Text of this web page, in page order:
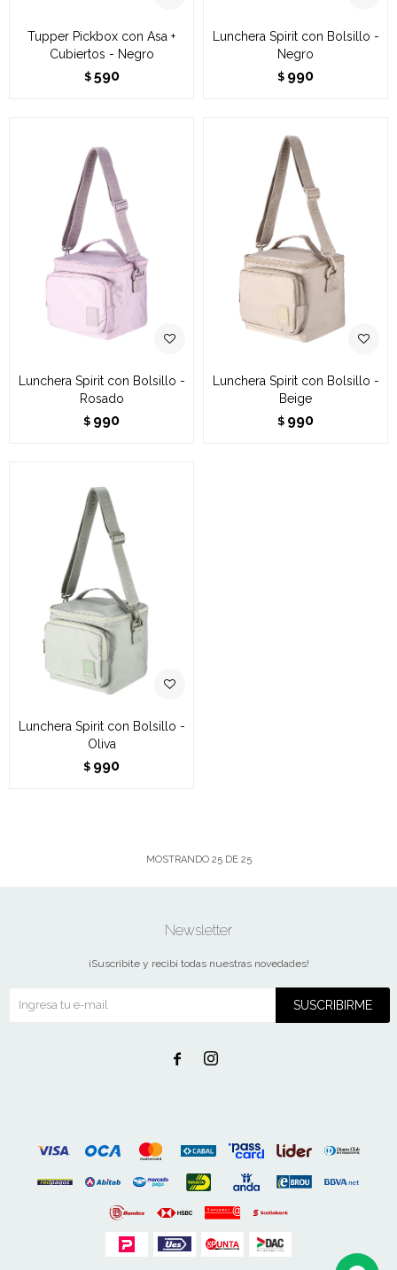
Tupper Pickbox con Asa +
Cubiertos - Negro
$ 590
Lunchera Spirit con Bolsillo -
Negro
$ 990
Lunchera Spirit con Bolsillo -
Rosado
$ 990
Lunchera Spirit con Bolsillo -
Beige
$ 990
Lunchera Spirit con Bolsillo -
Oliva
$ 990
MOSTRANDO 25DE 25
Newsletter
¡Suscribite y recibí todas nuestras novedades!
SUSCRIBIRME
 